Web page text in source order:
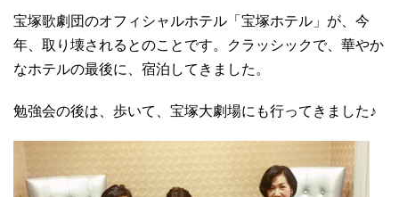
宝塚歌劇団のオフィシャルホテル「宝塚ホテル」が、今
年、取り壊されるとのことです。クラッシックで、華やか
なホテルの最後に、宿泊してきました。
勉強会の後は、歩いて、宝塚大劇場にも行ってきました♪